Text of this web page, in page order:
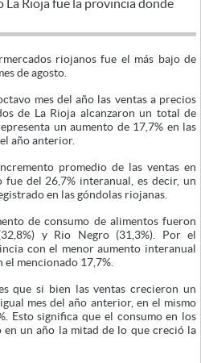
riojanos fue el más bajo de
de agosto.
mes del año las ventas a precios
de La Rioja alcanzaron un total de
un aumento de 17,7% en las
año anterior.
promedio de las ventas en
fue del 26,7% interanual, es decir, un
en las góndolas riojanas.
de consumo de alimentos fueron
y Rio Negro (31,3%). Por el
con el menor aumento interanual
mencionado 17,7%.
que si bien las ventas crecieron un
mes del año anterior, en el mismo
Esto significa que el consumo en los
un año la mitad de lo que creció la